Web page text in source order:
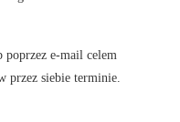
e-mail celem
przez siebie terminie.